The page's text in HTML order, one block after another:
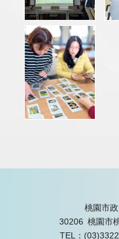
桃園市
30206 桃園市
TEL：